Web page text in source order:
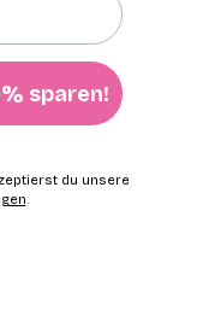
sparen!
du unsere
.